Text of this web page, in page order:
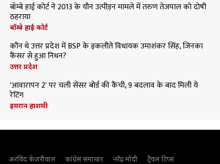
बॉम्बे हाई कोर्ट ने 2013 के यौन उत्पीड़न मामले में तरुण तेजपाल को दोषी
ठहराया
बॉम्बे हाई कोर्ट
कौन थे उत्तर प्रदेश में BSP के इकलौते विधायक उमाशंकर सिंह, जिनका
कैंसर से हुआ निधन?
उत्तर प्रदेश
'आवारापन 2' पर चली सेंसर बोर्ड की कैंची, 9 बदलाव के बाद मिली ये
रेटिंग
इमरान हाशमी
अरविंद केजरीवाल कांग्रेस समाचार नरेंद्र मोदी
ट्रैवल टिप्स